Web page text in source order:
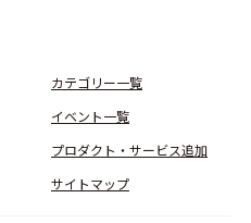
カテゴリー一覧
イベント一覧
プロダクト・サービス追加
サイトマップ